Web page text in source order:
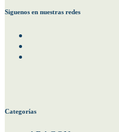
Siguenos en nuestras redes
Categorías